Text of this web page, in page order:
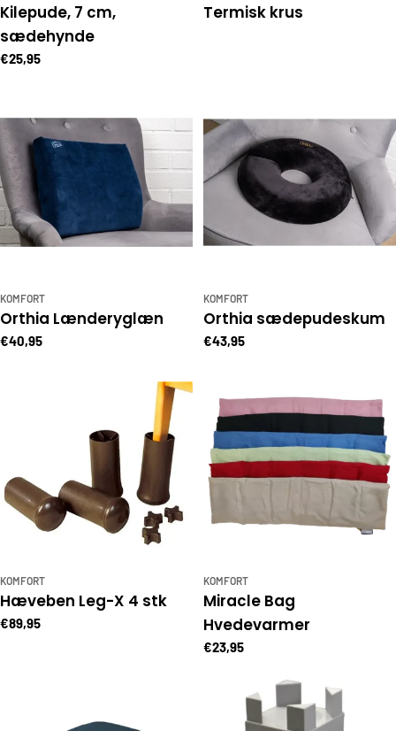
Kilepude, 7 cm,
sædehynde
€25,95
Termisk krus
KOMFORT
Orthia Lænderyglæn
€40,95
KOMFORT
Orthia sædepudeskum
€43,95
KOMFORT
Hæveben Leg-X 4 stk
€89,95
KOMFORT
Miracle Bag
Hvedevarmer
€23,95